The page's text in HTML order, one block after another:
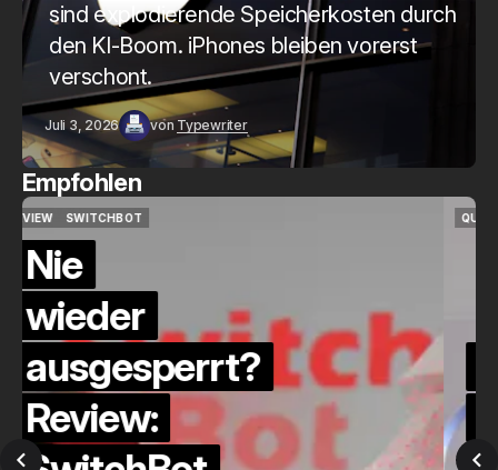
sind explodierende Speicherkosten durch
den KI-Boom. iPhones bleiben vorerst
verschont.
Juli 3, 2026 von Typewriter
Empfohlen
QUICKCHECK
Die Alexa-
Alternative?